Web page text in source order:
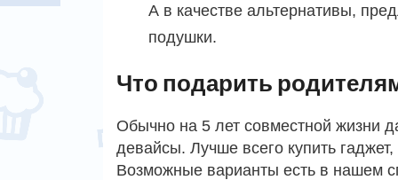
А в качестве альтернативы,
подушки.
Что подарить
Обычно на 5 лет совместной жизни
девайсы. Лучше всего купить
Возможные варианты есть в нашем